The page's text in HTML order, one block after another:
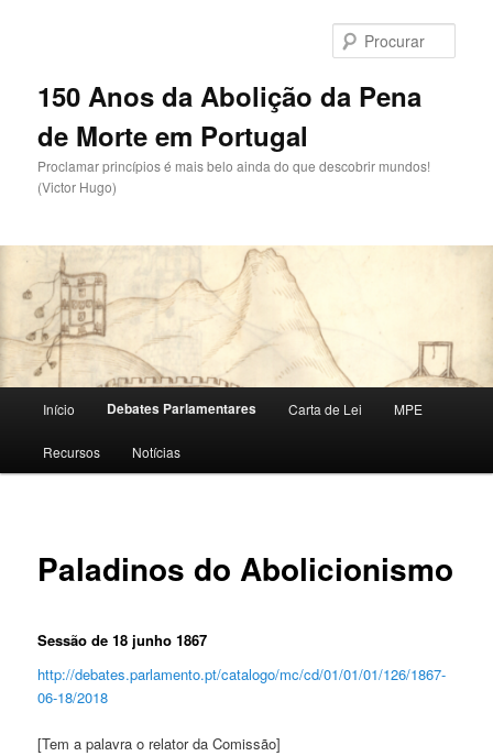
primário150 Anos da Abolição da Pena
de Morte em Portugal
Proclamar princípios é mais belo ainda do que descobrir mundos!
(Victor Hugo)
principal
Início Debates Parlamentares Carta de Lei MPE
Recursos Notícias
Paladinos do Abolicionismo
Sessão de 18 junho 1867
http://debates.parlamento.pt/catalogo/mc/cd/01/01/01/126/1867-
06-18/2018
[Tem a palavra o relator da Comissão]